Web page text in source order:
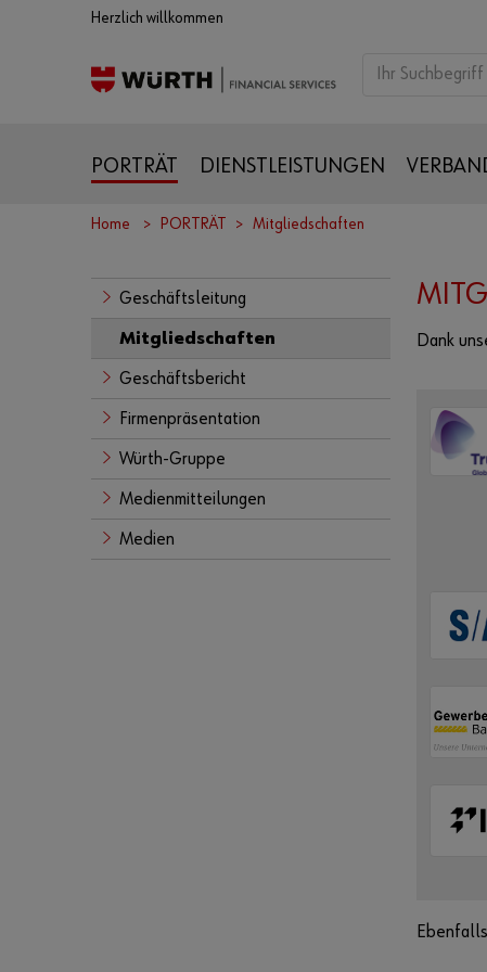
Herzlich willkommen
PORTRÄT DIENSTLEISTUNGEN
Home PORTRÄT Mitgliedschaften
Geschäftsleitung
Mitgliedschaften
Geschäftsbericht
Firmenpräsentation
Würth-Gruppe
Medienmitteilungen
Medien
Dank